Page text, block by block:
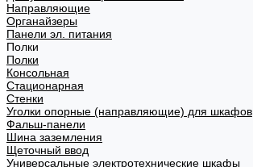
Направляющие
Органайзеры
Панели эл. питания
Полки
Полки
Консольная
Стационарная
Стенки
Уголки опорные (направляющие) для шкафов
Фальш-панели
Шина заземления
Щеточный ввод
Универсальные электротехнические шкафы